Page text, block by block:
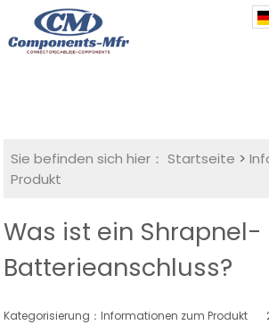
Sie befinden sich hier： Startseite >
Produkt
Was ist ein Shrapnel-
Batterieanschluss?
Kategorisierung：Informationen zum Produkt